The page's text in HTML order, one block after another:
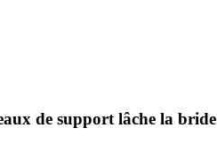
de support lâche la bride